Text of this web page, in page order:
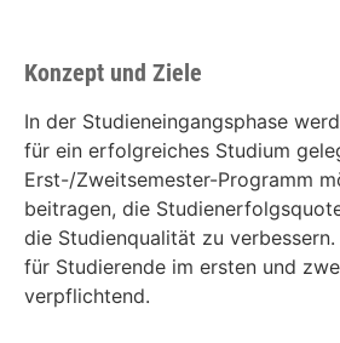
Konzept und Ziele
In der Studieneingangsphase
für ein erfolgreiches Studium
Erst-/Zweitsemester-Programm
beitragen, die
die Studienqualität zu
für Studierende im ersten und
verpflichtend.